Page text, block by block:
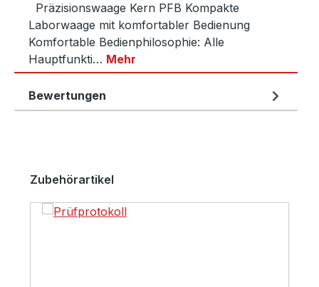
Präzisionswaage Kern PFB Kompakte
Laborwaage mit komfortabler Bedienung
Komfortable Bedienphilosophie: Alle
Hauptfunkti… Mehr
Bewertungen
Produktgalerie überspringen
Zubehörartikel